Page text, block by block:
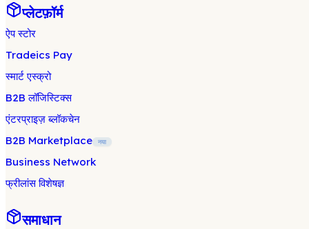
प्लेटफ़ॉर्म
ऐप स्टोर
Tradeics Pay
स्मार्ट एस्क्रो
B2B लॉजिस्टिक्स
एंटरप्राइज़ ब्लॉकचेन
B2B Marketplace
नया
Business Network
फ्रीलांस विशेषज्ञ
समाधान